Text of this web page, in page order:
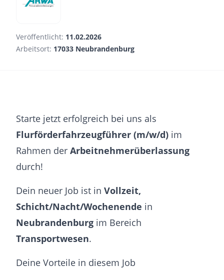
Veröffentlicht: 11.02.2026
Arbeitsort: 17033 Neubrandenburg
Starte jetzt erfolgreich bei uns als
Flurförderfahrzeugführer (m/w/d) im
Rahmen der Arbeitnehmerüberlassung
durch!
Dein neuer Job ist in Vollzeit,
Schicht/Nacht/Wochenende in
Neubrandenburg im Bereich
Transportwesen.
Deine Vorteile in diesem Job